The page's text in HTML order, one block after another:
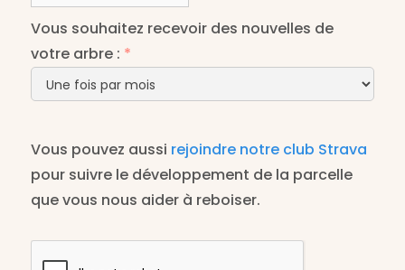
Vous souhaitez recevoir des nouvelles de
votre arbre : *
Vous pouvez aussi rejoindre notre club Strava
pour suivre le développement de la parcelle
que vous nous aider à reboiser.